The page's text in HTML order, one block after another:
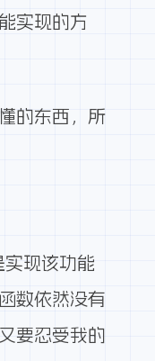
实现的方
的东西，所
现该功能
数依然没有
要忍受我的